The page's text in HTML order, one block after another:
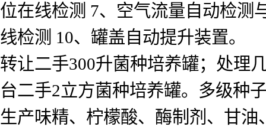
位在线检测 7、空气流量自动检测
线检测 10、罐盖自动提升装置。
转让二手300升菌种培养罐；处理
台二手2立方菌种培养罐。多级种
生产味精、柠檬酸、酶制剂、甘